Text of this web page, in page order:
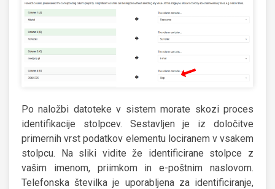
Po naložbi datoteke v sistem morate skozi proces
identifikacije stolpcev. Sestavljen je iz določitve
primernih vrst podatkov elementu lociranem v vsakem
stolpcu. Na sliki vidite že identificirane stolpce z
vašim imenom, priimkom in e-poštnim naslovom.
Telefonska številka je uporabljena za identificiranje,